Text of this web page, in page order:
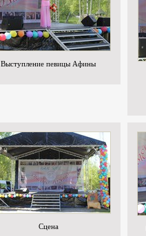
Выступление певицы Афины
Сцена